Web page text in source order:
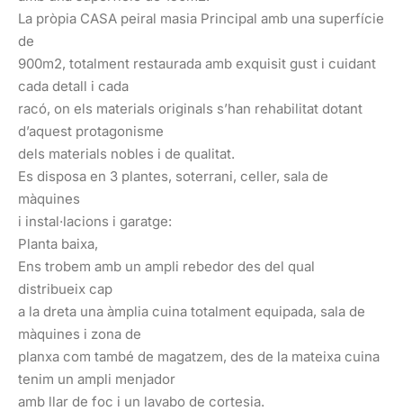
La pròpia CASA peiral masia Principal amb una superfície
de
900m2, totalment restaurada amb exquisit gust i cuidant
cada detall i cada
racó, on els materials originals s’han rehabilitat dotant
d’aquest protagonisme
dels materials nobles i de qualitat.
Es disposa en 3 plantes, soterrani, celler, sala de
màquines
i instal·lacions i garatge:
Planta baixa,
Ens trobem amb un ampli rebedor des del qual
distribueix cap
a la dreta una àmplia cuina totalment equipada, sala de
màquines i zona de
planxa com també de magatzem, des de la mateixa cuina
tenim un ampli menjador
amb llar de foc i un lavabo de cortesia.